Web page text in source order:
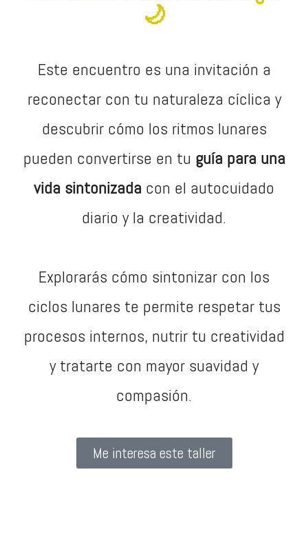
🌙
Este encuentro es una invitación a
reconectar con tu naturaleza cíclica y
descubrir cómo los ritmos lunares
pueden convertirse en tu guía para una
vida sintonizada con el autocuidado
diario y la creatividad.
Explorarás cómo sintonizar con los
ciclos lunares te permite respetar tus
procesos internos, nutrir tu creatividad
y tratarte con mayor suavidad y
compasión.
Me interesa este taller